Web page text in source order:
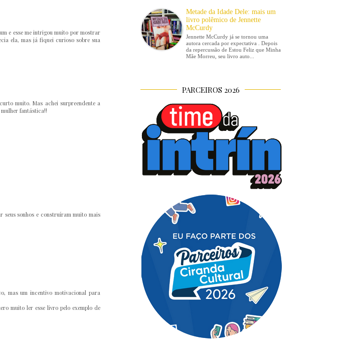
e esse me intrigou muito por mostrar
ela, mas já fiquei curioso sobre sua
muito. Mas achei surpreendente a
fantástica!!
seus sonhos e construíram muito mais
mas um incentivo motivacional para
muito ler esse livro pelo exemplo de
Metade da Idade Dele: mais um
livro polêmico de Jennette
McCurdy
Jennette McCurdy já se tornou uma
autora cercada por expectativa . Depois
da repercussão de Estou Feliz que Minha
Mãe Morreu, seu livro auto...
PARCEIROS 2026